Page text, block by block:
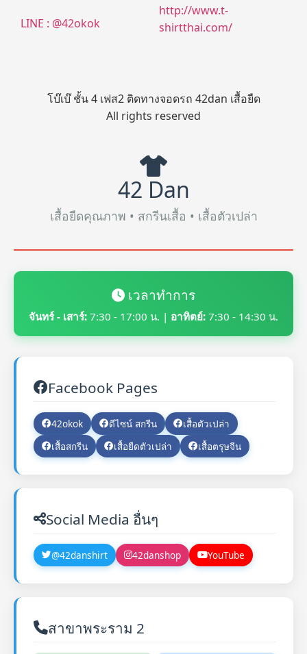
LINE : @42okok
http://www.t-
shirtthai.com/
โบ๊เบ๊ ชั้น 4 เฟส2 ติดทางจอดรถ 42dan เสื้อยืด
All rights reserved
42 Dan
เสื้อยืดคุณภาพ • สกรีนเสื้อ • เสื้อตัวเปล่า
เวลาทำการ
จันทร์ - เสาร์: 7:30 - 17:00 น. | อาทิตย์: 7:30 - 14:30 น.
Facebook Pages
42okok ดีไซน์ สกรีน
เสื้อตัวเปล่า
เสื้อสกรีน
เสื้อยืดตัวเปล่า เสื้อตรุษจีน
Social Media อื่นๆ
@42danshirt 42danshop YouTube
สาขาพระราม 2